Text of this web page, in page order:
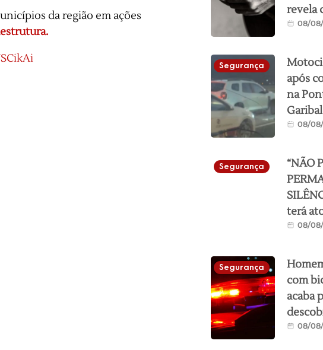
da região em ações
revela
mais
08/
Segurança
após
na
08/
Segurança
“NÃO
terá
de
10h no
cidade
08/
Segurança
com
acaba
em08/